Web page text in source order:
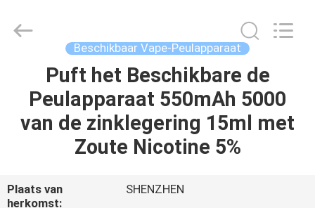
PRODUCTEN
Ltd..
Beschikbaar Vape-Peulapparaat
Puft het Beschikbare de
Peulapparaat 550mAh 5000
van de zinklegering 15ml met
Zoute Nicotine 5%
Plaats van
herkomst:
SHENZHEN